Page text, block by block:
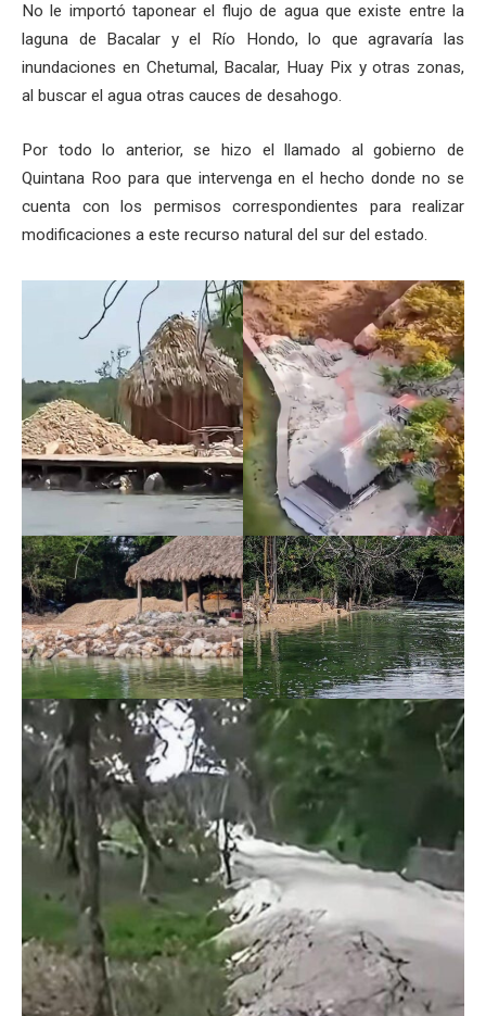
No le importó taponear el flujo de agua que existe entre la
laguna de Bacalar y el Río Hondo, lo que agravaría las
inundaciones en Chetumal, Bacalar, Huay Pix y otras zonas,
al buscar el agua otras cauces de desahogo.
Por todo lo anterior, se hizo el llamado al gobierno de
Quintana Roo para que intervenga en el hecho donde no se
cuenta con los permisos correspondientes para realizar
modificaciones a este recurso natural del sur del estado.